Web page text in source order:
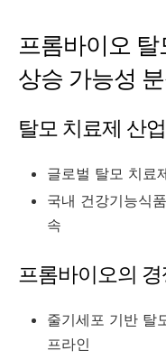
프롬바이오
상승 가능성
탈모 치료제 산
글로벌 탈모 치료
국내 건강기능식
속
프롬바이오의
줄기세포 기반 탈
프라인